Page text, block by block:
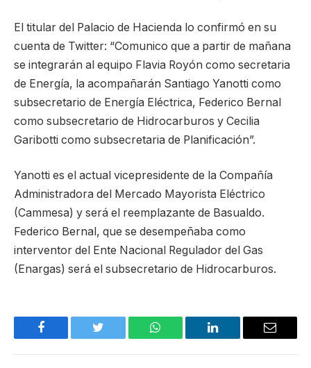
El titular del Palacio de Hacienda lo confirmó en su
cuenta de Twitter: “Comunico que a partir de mañana
se integrarán al equipo Flavia Royón como secretaria
de Energía, la acompañarán Santiago Yanotti como
subsecretario de Energía Eléctrica, Federico Bernal
como subsecretario de Hidrocarburos y Cecilia
Garibotti como subsecretaria de Planificación”.
Yanotti es el actual vicepresidente de la Compañía
Administradora del Mercado Mayorista Eléctrico
(Cammesa) y será el reemplazante de Basualdo.
Federico Bernal, que se desempeñaba como
interventor del Ente Nacional Regulador del Gas
(Enargas) será el subsecretario de Hidrocarburos.
Facebook Twitter WhatsApp LinkedIn Email